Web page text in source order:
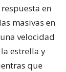
en
masivas en
velocidad
estrella y
que